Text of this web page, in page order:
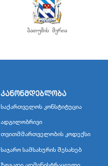
კანონმდებლობა
საქართველოს კონსტიტუცია
ადგილობრივი
თვითმმართველობის კოდექსი
საჯარო სამსახურის შესახებ